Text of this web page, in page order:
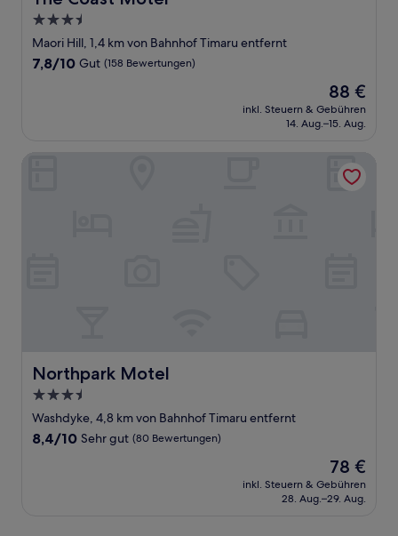
3.5-
Sterne-
Unterkunft
Maori Hill, 1,4 km von Bahnhof Timaru entfernt
7.8
7,8/10 Gut (158 Bewertungen)
Der
Preis
beträgt
88 €
inkl. Steuern & Gebühren
14. Aug.–15. Aug.
Northpark Motel
Northpark Motel
3.5-
Sterne-
Unterkunft
Washdyke, 4,8 km von Bahnhof Timaru entfernt
8.4
8,4/10 Sehr gut (80 Bewertungen)
Der
Preis
beträgt
78 €
inkl. Steuern & Gebühren
28. Aug.–29. Aug.